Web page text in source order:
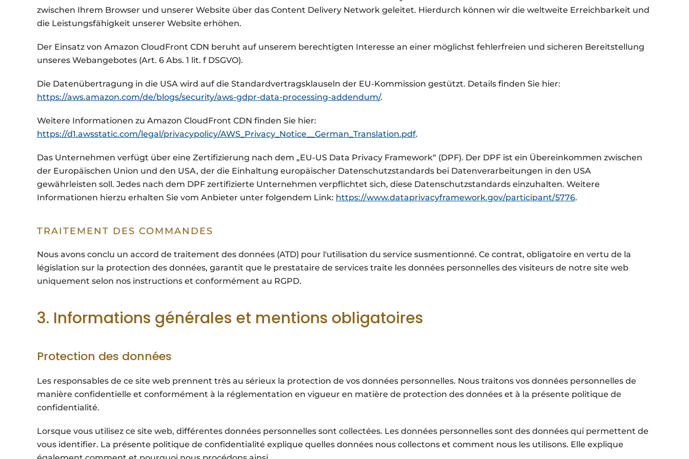
zwischen Ihrem Browser und unserer Website über das Content Delivery Network geleitet. Hierdurch können wir die weltweite Erreichbarkeit und
die Leistungsfähigkeit unserer Website erhöhen.
Der Einsatz von Amazon CloudFront CDN beruht auf unserem berechtigten Interesse an einer möglichst fehlerfreien und sicheren Bereitstellung
unseres Webangebotes (Art. 6 Abs. 1 lit. f DSGVO).
Die Datenübertragung in die USA wird auf die Standardvertragsklauseln der EU-Kommission gestützt. Details finden Sie hier:
https://aws.amazon.com/de/blogs/security/aws-gdpr-data-processing-addendum/.
Weitere Informationen zu Amazon CloudFront CDN finden Sie hier:
https://d1.awsstatic.com/legal/privacypolicy/AWS_Privacy_Notice__German_Translation.pdf.
Das Unternehmen verfügt über eine Zertifizierung nach dem „EU-US Data Privacy Framework“ (DPF). Der DPF ist ein Übereinkommen zwischen
der Europäischen Union und den USA, der die Einhaltung europäischer Datenschutzstandards bei Datenverarbeitungen in den USA
gewährleisten soll. Jedes nach dem DPF zertifizierte Unternehmen verpflichtet sich, diese Datenschutzstandards einzuhalten. Weitere
Informationen hierzu erhalten Sie vom Anbieter unter folgendem Link: https://www.dataprivacyframework.gov/participant/5776.
TRAITEMENT DES COMMANDES
Nous avons conclu un accord de traitement des données (ATD) pour l'utilisation du service susmentionné. Ce contrat, obligatoire en vertu de la
législation sur la protection des données, garantit que le prestataire de services traite les données personnelles des visiteurs de notre site web
uniquement selon nos instructions et conformément au RGPD.
3. Informations générales et mentions obligatoires
Protection des données
Les responsables de ce site web prennent très au sérieux la protection de vos données personnelles. Nous traitons vos données personnelles de
manière confidentielle et conformément à la réglementation en vigueur en matière de protection des données et à la présente politique de
confidentialité.
Lorsque vous utilisez ce site web, différentes données personnelles sont collectées. Les données personnelles sont des données qui permettent de
vous identifier. La présente politique de confidentialité explique quelles données nous collectons et comment nous les utilisons. Elle explique